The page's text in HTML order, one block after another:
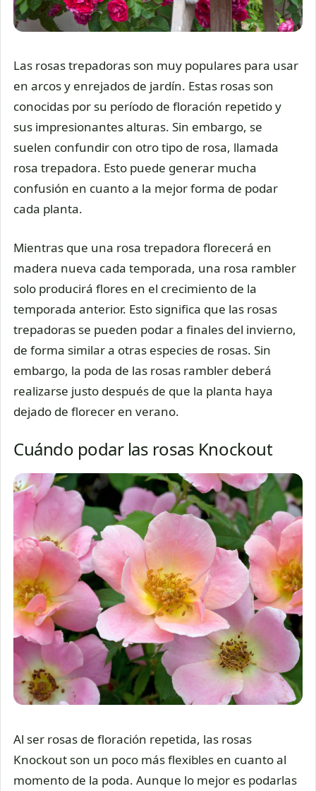
Las rosas trepadoras son muy populares para usar
en arcos y enrejados de jardín. Estas rosas son
conocidas por su período de floración repetido y
sus impresionantes alturas. Sin embargo, se
suelen confundir con otro tipo de rosa, llamada
rosa trepadora. Esto puede generar mucha
confusión en cuanto a la mejor forma de podar
cada planta.
Mientras que una rosa trepadora florecerá en
madera nueva cada temporada, una rosa rambler
solo producirá flores en el crecimiento de la
temporada anterior. Esto significa que las rosas
trepadoras se pueden podar a finales del invierno,
de forma similar a otras especies de rosas. Sin
embargo, la poda de las rosas rambler deberá
realizarse justo después de que la planta haya
dejado de florecer en verano.
Cuándo podar las rosas Knockout
Al ser rosas de floración repetida, las rosas
Knockout son un poco más flexibles en cuanto al
momento de la poda. Aunque lo mejor es podarlas